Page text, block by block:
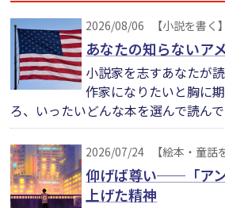
2026/08/06 【小説を書く】
あなたの知らないア
小説家を志すあなたが
作家になりたいと胸に
ろ、いったいどんな本を選んで読ん
2026/07/24 【絵本・童話
仰げば尊い──「ア
上げた精神